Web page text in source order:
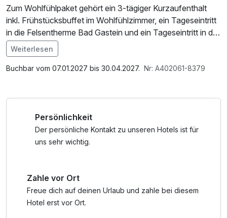
Zum Wohlfühlpaket gehört ein 3-tägiger Kurzaufenthalt
inkl. Frühstücksbuffet im Wohlfühlzimmer, ein Tageseintritt
in die Felsentherme Bad Gastein und ein Tageseintritt in die
Alpentherme Bad Hofgastein.
Im Angebot enthalten
Saunabenutzung, Saunatuch, Parkplatz, Nutzung des
Weiterlesen
Buchbar vom 07.01.2027 bis 30.04.2027. Nr: A402061-8379
Persönlichkeit
Der persönliche Kontakt zu unseren Hotels ist für
uns sehr wichtig.
Zahle vor Ort
Freue dich auf deinen Urlaub und zahle bei diesem
Hotel erst vor Ort.